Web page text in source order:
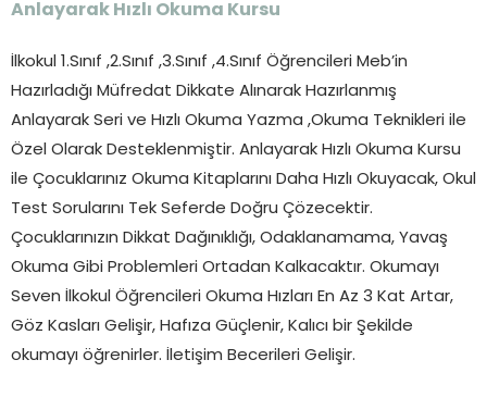
Anlayarak Hızlı Okuma Kursu
İlkokul 1.Sınıf ,2.Sınıf ,3.Sınıf ,4.Sınıf Öğrencileri Meb’in
Hazırladığı Müfredat Dikkate Alınarak Hazırlanmış
Anlayarak Seri ve Hızlı Okuma Yazma ,Okuma Teknikleri ile
Özel Olarak Desteklenmiştir. Anlayarak Hızlı Okuma Kursu
ile Çocuklarınız Okuma Kitaplarını Daha Hızlı Okuyacak, Okul
Test Sorularını Tek Seferde Doğru Çözecektir.
Çocuklarınızın Dikkat Dağınıklığı, Odaklanamama, Yavaş
Okuma Gibi Problemleri Ortadan Kalkacaktır. Okumayı
Seven İlkokul Öğrencileri Okuma Hızları En Az 3 Kat Artar,
Göz Kasları Gelişir, Hafıza Güçlenir, Kalıcı bir Şekilde
okumayı öğrenirler. İletişim Becerileri Gelişir.